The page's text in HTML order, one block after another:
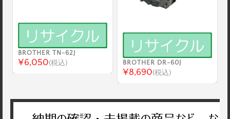
BROTHER TN-62J
¥6,050(税込) BROTHER DR-60J
¥8,690(税込)